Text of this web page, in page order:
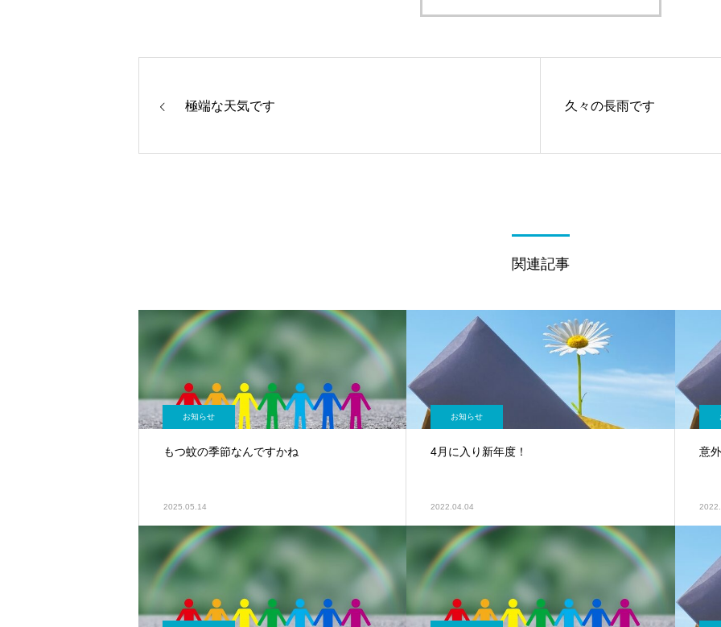
極端な天気です 久々の長雨です
関連記事
お知らせ
もつ蚊の季節なんですかね
2025.05.14
お知らせ
4月に入り新年度！
2022.04.04
意